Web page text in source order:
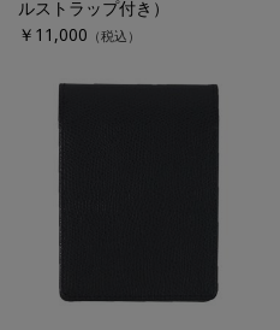
ルストラップ付き）
￥11,000 （税込）